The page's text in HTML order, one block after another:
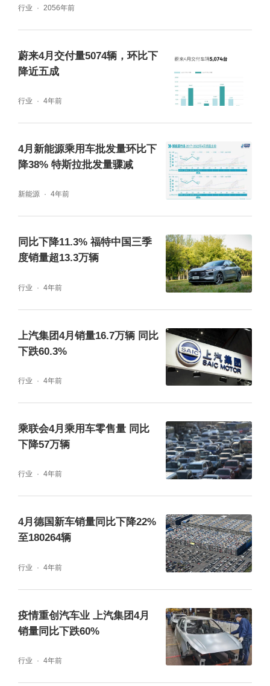
行业 2056年前
蔚来4月交付量5074辆，环比下
降近五成
行业 4年前
4月新能源乘用车批发量环比下
降38% 特斯拉批发量骤减
新能源 4年前
同比下降11.3% 福特中国三季
度销量超13.3万辆
行业 4年前
上汽集团4月销量16.7万辆 同比
下跌60.3%
行业 4年前
乘联会4月乘用车零售量 同比
下降57万辆
行业 4年前
4月德国新车销量同比下降22%
至180264辆
行业 4年前
疫情重创汽车业 上汽集团4月
销量同比下跌60%
行业 4年前